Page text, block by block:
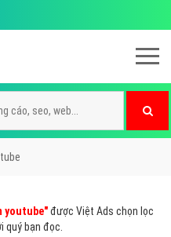
youtube"được Việt Ads chọn lọc
quý bạn đọc.